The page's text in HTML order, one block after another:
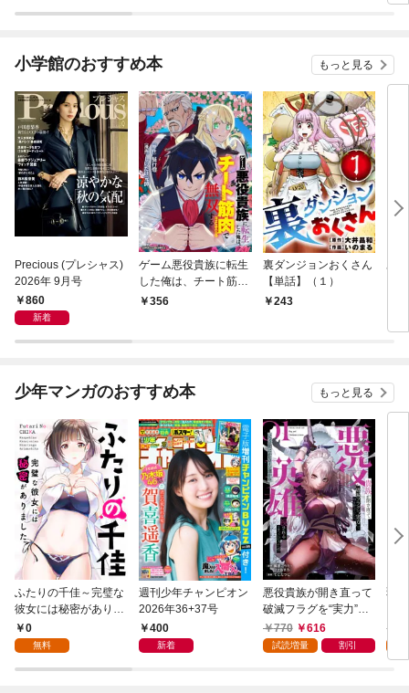
小学館のおすすめ本 もっと見る
Precious (プレシャス)
2026年 9月号
860
新着
ゲーム悪役貴族に転生
した俺は、チート筋肉
で無双する【単話】
356
裏ダンジョンおくさん
【単話】（１）
243
あ
少年マンガのおすすめ本 もっと見る
ふたりの千佳～完璧な
彼女には秘密がありま
した(1)
0
無料
週刊少年チャンピオン
2026年36+37号
400
新着
悪役貴族が開き直って
破滅フラグを“実力”で
叩き折っていたら、い
つの間にかヒロイン達
770 616
試読増量 割引
弱